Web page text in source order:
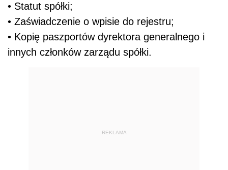
• Statut spółki;
• Zaświadczenie o wpisie do rejestru;
• Kopię paszportów dyrektora generalnego i
innych członków zarządu spółki.
REKLAMA